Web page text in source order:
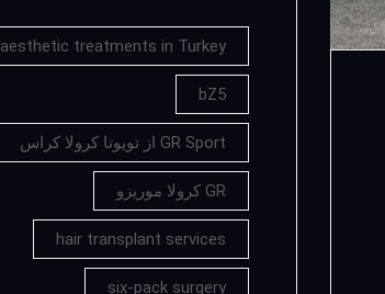
aesthetic treatments in Turkey
bZ5
GR Sport از تویوتا کرولا کراس
GR کرولا موریزو
hair transplant services
six-pack surgery